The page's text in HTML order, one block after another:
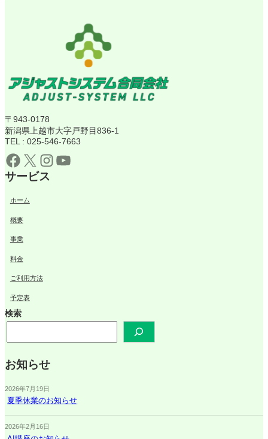
〒943-0178
新潟県上越市大字戸野目836-1
TEL : 025-546-7663
Facebook X Instagram YouTube
サービス
ホーム
概要
事業
料金
ご利用方法
予定表
検索
お知らせ
2026年7月19日
夏季休業のお知らせ
2026年2月16日